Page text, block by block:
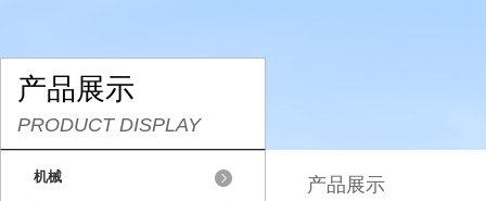
产品展示
PRODUCT DISPLAY
机械 产品展示